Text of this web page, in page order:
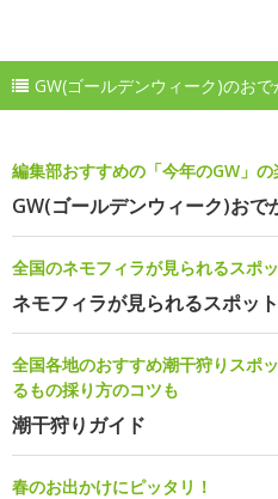
GW(ゴールデンウィーク)のお
編集部おすすめの「今年のGW」
GW(ゴールデンウィーク)おで
全国のネモフィラが見られるスポ
ネモフィラが見られるスポット
全国各地のおすすめ潮干狩りスポ
るもの採り方のコツも
潮干狩りガイド
春のお出かけにピッタリ！